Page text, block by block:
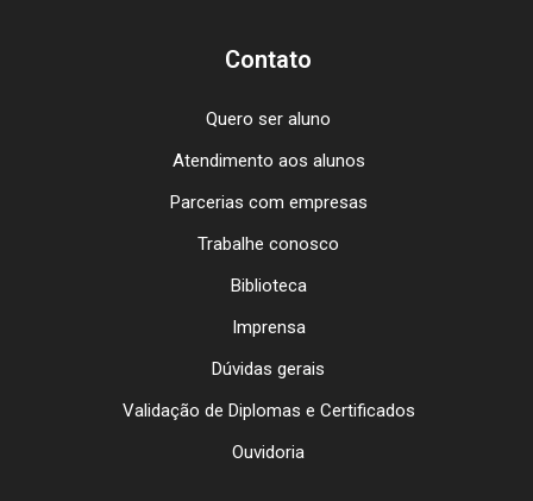
Contato
Quero ser aluno
Atendimento aos alunos
Parcerias com empresas
Trabalhe conosco
Biblioteca
Imprensa
Dúvidas gerais
Validação de Diplomas e Certificados
Ouvidoria